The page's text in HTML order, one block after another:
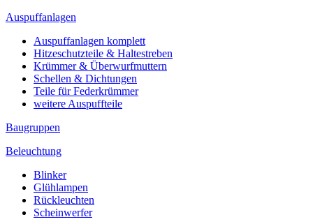
Auspuffanlagen
Auspuffanlagen komplett
Hitzeschutzteile & Haltestreben
Krümmer & Überwurfmuttern
Schellen & Dichtungen
Teile für Federkrümmer
weitere Auspuffteile
Baugruppen
Beleuchtung
Blinker
Glühlampen
Rückleuchten
Scheinwerfer